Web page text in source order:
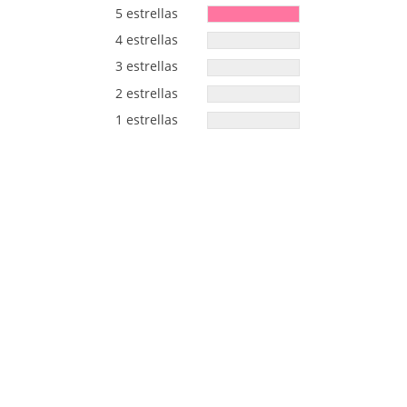
5 estrellas
4 estrellas
3 estrellas
2 estrellas
1 estrellas